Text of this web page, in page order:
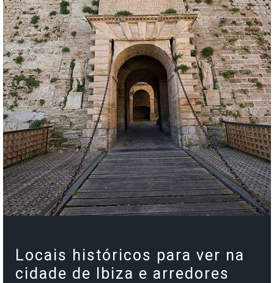
Locais históricos para ver na
cidade de Ibiza e arredores